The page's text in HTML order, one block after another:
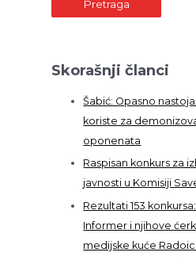
Skorašnji članci
Šabić: Opasno
koriste za
oponenata
Raspisan konkurs za
javnosti u Komisiji
Rezultati 153
Informer i njihove
medijske kuće